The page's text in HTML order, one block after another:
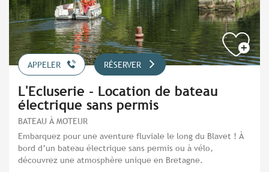
APPELER RÉSERVER
L'Ecluserie - Location de bateau
électrique sans permis
BATEAU À MOTEUR
Embarquez pour une aventure fluviale le long du Blavet ! À
bord d’un bateau électrique sans permis ou à vélo,
découvrez une atmosphère unique en Bretagne.